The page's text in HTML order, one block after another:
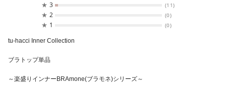
★ 3 (11)
★ 2 (0)
★ 1 (0)
tu-hacci Inner Collection
ブラトップ単品
～楽盛りインナーBRAmone(ブラモネ)シリーズ～